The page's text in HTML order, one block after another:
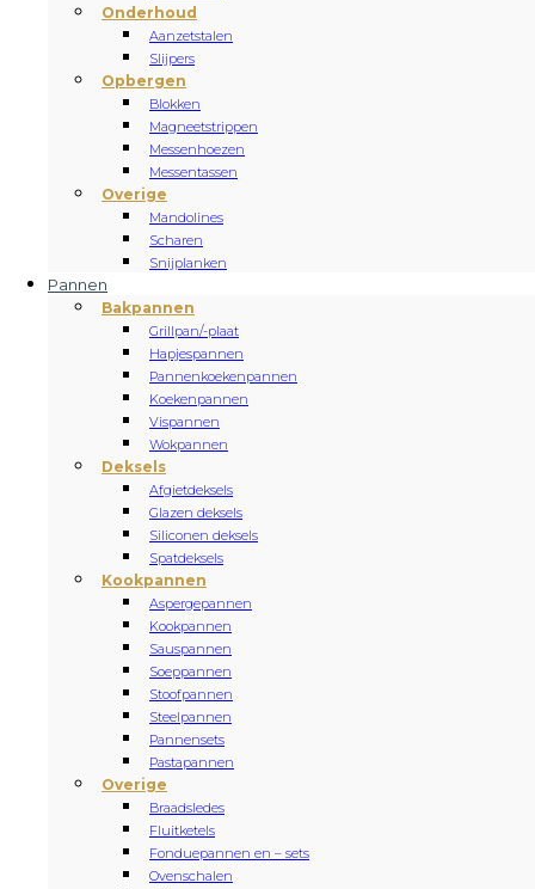
Onderhoud
Aanzetstalen
Slijpers
Opbergen
Blokken
Magneetstrippen
Messenhoezen
Messentassen
Overige
Mandolines
Scharen
Snijplanken
Pannen
Bakpannen
Grillpan/-plaat
Hapjespannen
Pannenkoekenpannen
Koekenpannen
Vispannen
Wokpannen
Deksels
Afgietdeksels
Glazen deksels
Siliconen deksels
Spatdeksels
Kookpannen
Aspergepannen
Kookpannen
Sauspannen
Soeppannen
Stoofpannen
Steelpannen
Pannensets
Pastapannen
Overige
Braadsledes
Fluitketels
Fonduepannen en – sets
Ovenschalen